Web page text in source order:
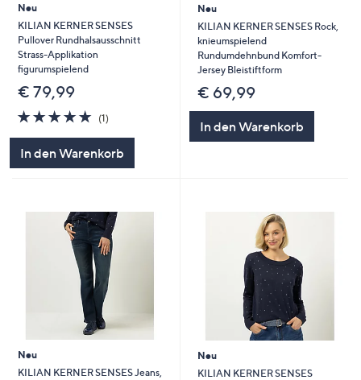
Neu
KILIAN KERNER SENSES
Pullover Rundhalsausschnitt
Strass-Applikation
figurumspielend
€ 79,99
5.0
von
(1)
In den Warenkorb
Neu
KILIAN KERNER SENSES Rock,
knieumspielend
Rundumdehnbund Komfort-
Jersey Bleistiftform
€ 69,99
In den Warenkorb
Neu
KILIAN KERNER SENSES Jeans,
Neu
KILIAN KERNER SENSES